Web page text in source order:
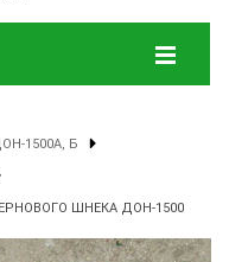
1500А, Б
ШНЕКА ДОН-1500